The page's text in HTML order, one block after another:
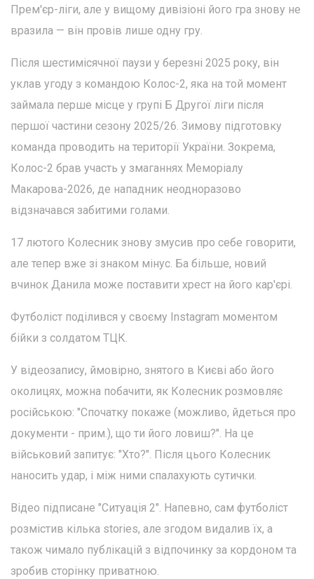
Прем'єр-ліги, але у вищому дивізіоні його гра знову не
вразила — він провів лише одну гру.
Після шестимісячної паузи у березні 2025 року, він
уклав угоду з командою Колос-2, яка на той момент
займала перше місце у групі Б Другої ліги після
першої частини сезону 2025/26. Зимову підготовку
команда проводить на території України. Зокрема,
Колос-2 брав участь у змаганнях Меморіалу
Макарова-2026, де нападник неодноразово
відзначався забитими голами.
17 лютого Колесник знову змусив про себе говорити,
але тепер вже зі знаком мінус. Ба більше, новий
вчинок Данила може поставити хрест на його кар'єрі.
Футболіст поділився у своєму Instagram моментом
бійки з солдатом ТЦК.
У відеозапису, ймовірно, знятого в Києві або його
околицях, можна побачити, як Колесник розмовляє
російською: "Спочатку покаже (можливо, йдеться про
документи - прим.), що ти його ловиш?". На це
військовий запитує: "Хто?". Після цього Колесник
наносить удар, і між ними спалахують сутички.
Відео підписане "Ситуація 2". Напевно, сам футболіст
розмістив кілька stories, але згодом видалив їх, а
також чимало публікацій з відпочинку за кордоном та
зробив сторінку приватною.